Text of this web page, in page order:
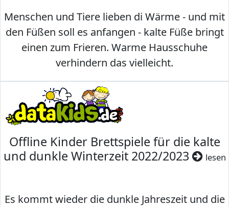
Menschen und Tiere lieben di Wärme - und mit
den Füßen soll es anfangen - kalte Füße bringt
einen zum Frieren. Warme Hausschuhe
verhindern das vielleicht.
Offline Kinder Brettspiele für die kalte
und dunkle Winterzeit 2022/2023
lesen
Es kommt wieder die dunkle Jahreszeit und die